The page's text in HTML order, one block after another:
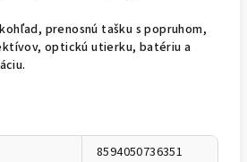
prenosnú tašku s popruhom,
optickú utierku, batériu a
8594050736351